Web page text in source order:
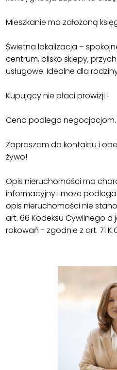
Mieszkanie ma założoną
Świetna lokalizacja –
centrum, blisko sklepy,
usługowe. Idealne dla
Kupujący nie płaci prowizji !
Cena podlega negocjacjom.
Zapraszam do kontaktu i
żywo!
Opis nieruchomości ma
informacyjny i może
opis nieruchomości nie
art. 66 Kodeksu Cywilnego
rokowań - zgodnie z art. 71